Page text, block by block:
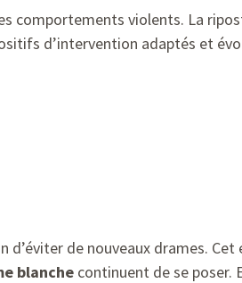
comportements violents. La
d’intervention adaptés et
de nouveaux drames. Cet
blanche continuent de se poser.